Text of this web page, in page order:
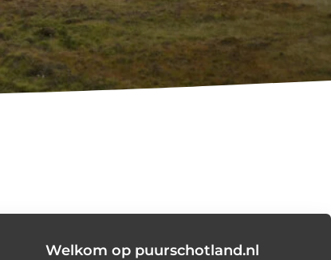
Welkom op puurschotland.nl